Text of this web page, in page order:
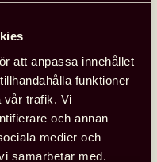
att anpassa innehållet
funktioner
vår trafik. Vi
och annan
medier och
samarbetar med.
från Karlstad,
inom olika
användare. Tankar
av två kunniga
och Marika Alneng.